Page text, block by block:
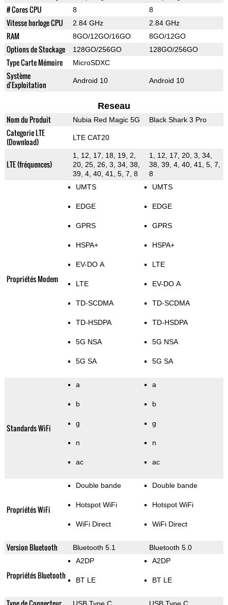
# Cores CPU 8 8
Vitesse horloge CPU 2.84 GHz 2.84 GHz
RAM 8GO/12GO/16GO 8GO/12GO
Options de Stockage 128GO/256GO 128GO/256GO
Type Carte Mémoire MicroSDXC
Système
d'Exploitation
Android 10 Android 10
Reseau
Nom du Produit Nubia Red Magic 5G Black Shark 3 Pro
Categorie LTE
(Download)
LTE CAT20
LTE (fréquences)
1, 12, 17, 18, 19, 2,
20, 25, 26, 3, 34, 38,
39, 4, 40, 41, 5, 7, 8
1, 12, 17, 20, 3, 34,
38, 39, 4, 40, 41, 5, 7,
8
Propriétés Modem
UMTS
EDGE
GPRS
HSPA+
EV-DO A
LTE
TD-SCDMA
TD-HSDPA
5G NSA
5G SA
UMTS
EDGE
GPRS
HSPA+
LTE
EV-DO A
TD-SCDMA
TD-HSDPA
5G NSA
5G SA
Standards WiFi
a
b
g
n
ac
a
b
g
n
ac
Propriétés WiFi
Double bande
Hotspot WiFi
WiFi Direct
Double bande
Hotspot WiFi
WiFi Direct
Version Bluetooth Bluetooth 5.1 Bluetooth 5.0
Propriétés Bluetooth
A2DP
BT LE
A2DP
BT LE